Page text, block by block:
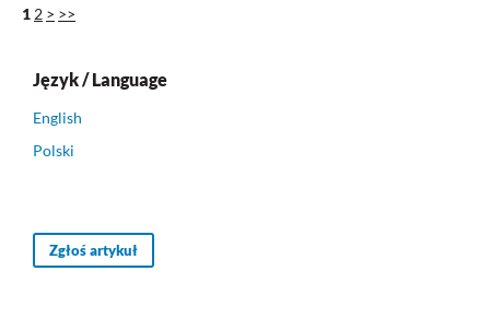
1 2 > >>
Język / Language
English
Polski
Zgłoś artykuł